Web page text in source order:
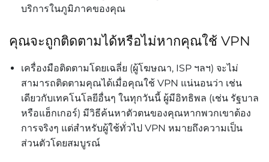
บริการในภูมิภาคของคุณ
คุณจะถูกติดตามได้หรือไม่หากคุณใช้ VPN
เครื่องมือติดตามโดยเฉลี่ย (ผู้โฆษณา, ISP ฯลฯ) จะไม่
สามารถติดตามคุณได้เมื่อคุณใช้ VPN แน่นอนว่า เช่น
เดียวกับเทคโนโลยีอื่นๆ ในทุกวันนี้ ผู้มีอิทธิพล (เช่น รัฐบาล
หรือแฮ็กเกอร์) มีวิธีค้นหาตัวตนของคุณหากพวกเขาต้อง
การจริงๆ แต่สำหรับผู้ใช้ทั่วไป VPN หมายถึงความเป็น
ส่วนตัวโดยสมบูรณ์